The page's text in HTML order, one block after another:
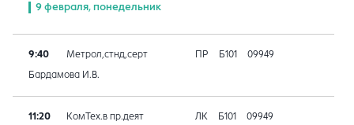
9 февраля, понедельник
9:40 Метрол,стнд,серт ПР Б101 09949
Бардамова И.В.
11:20 КомТех.в пр.деят ЛК Б101 09949